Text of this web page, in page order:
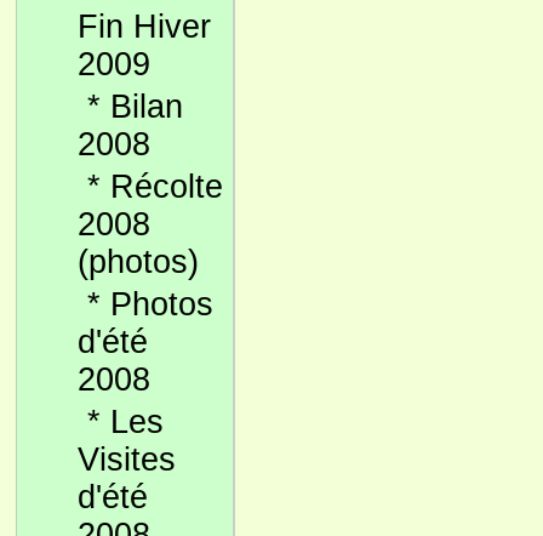
Fin Hiver
2009
* Bilan
2008
* Récolte
2008
(photos)
* Photos
d'été
2008
* Les
Visites
d'été